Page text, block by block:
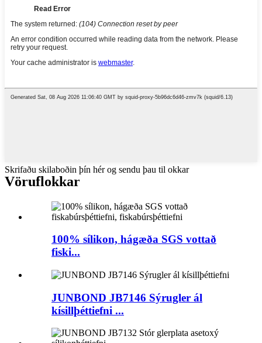
Skrifaðu skilaboðin þín hér og sendu þau til okkar
Vöruflokkar
100% sílikon, hágæða SGS vottað
fiski...
JUNBOND JB7146 Sýrugler ál
kísillþéttiefni ...